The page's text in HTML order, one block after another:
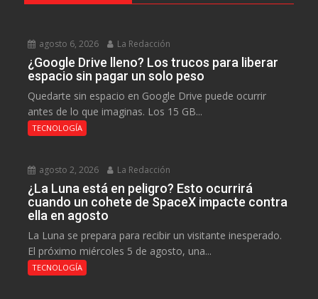
agosto 6, 2026 La Redacción
¿Google Drive lleno? Los trucos para liberar
espacio sin pagar un solo peso
Quedarte sin espacio en Google Drive puede ocurrir
antes de lo que imaginas. Los 15 GB...
TECNOLOGÍA
agosto 2, 2026 La Redacción
¿La Luna está en peligro? Esto ocurrirá
cuando un cohete de SpaceX impacte contra
ella en agosto
La Luna se prepara para recibir un visitante inesperado.
El próximo miércoles 5 de agosto, una...
TECNOLOGÍA